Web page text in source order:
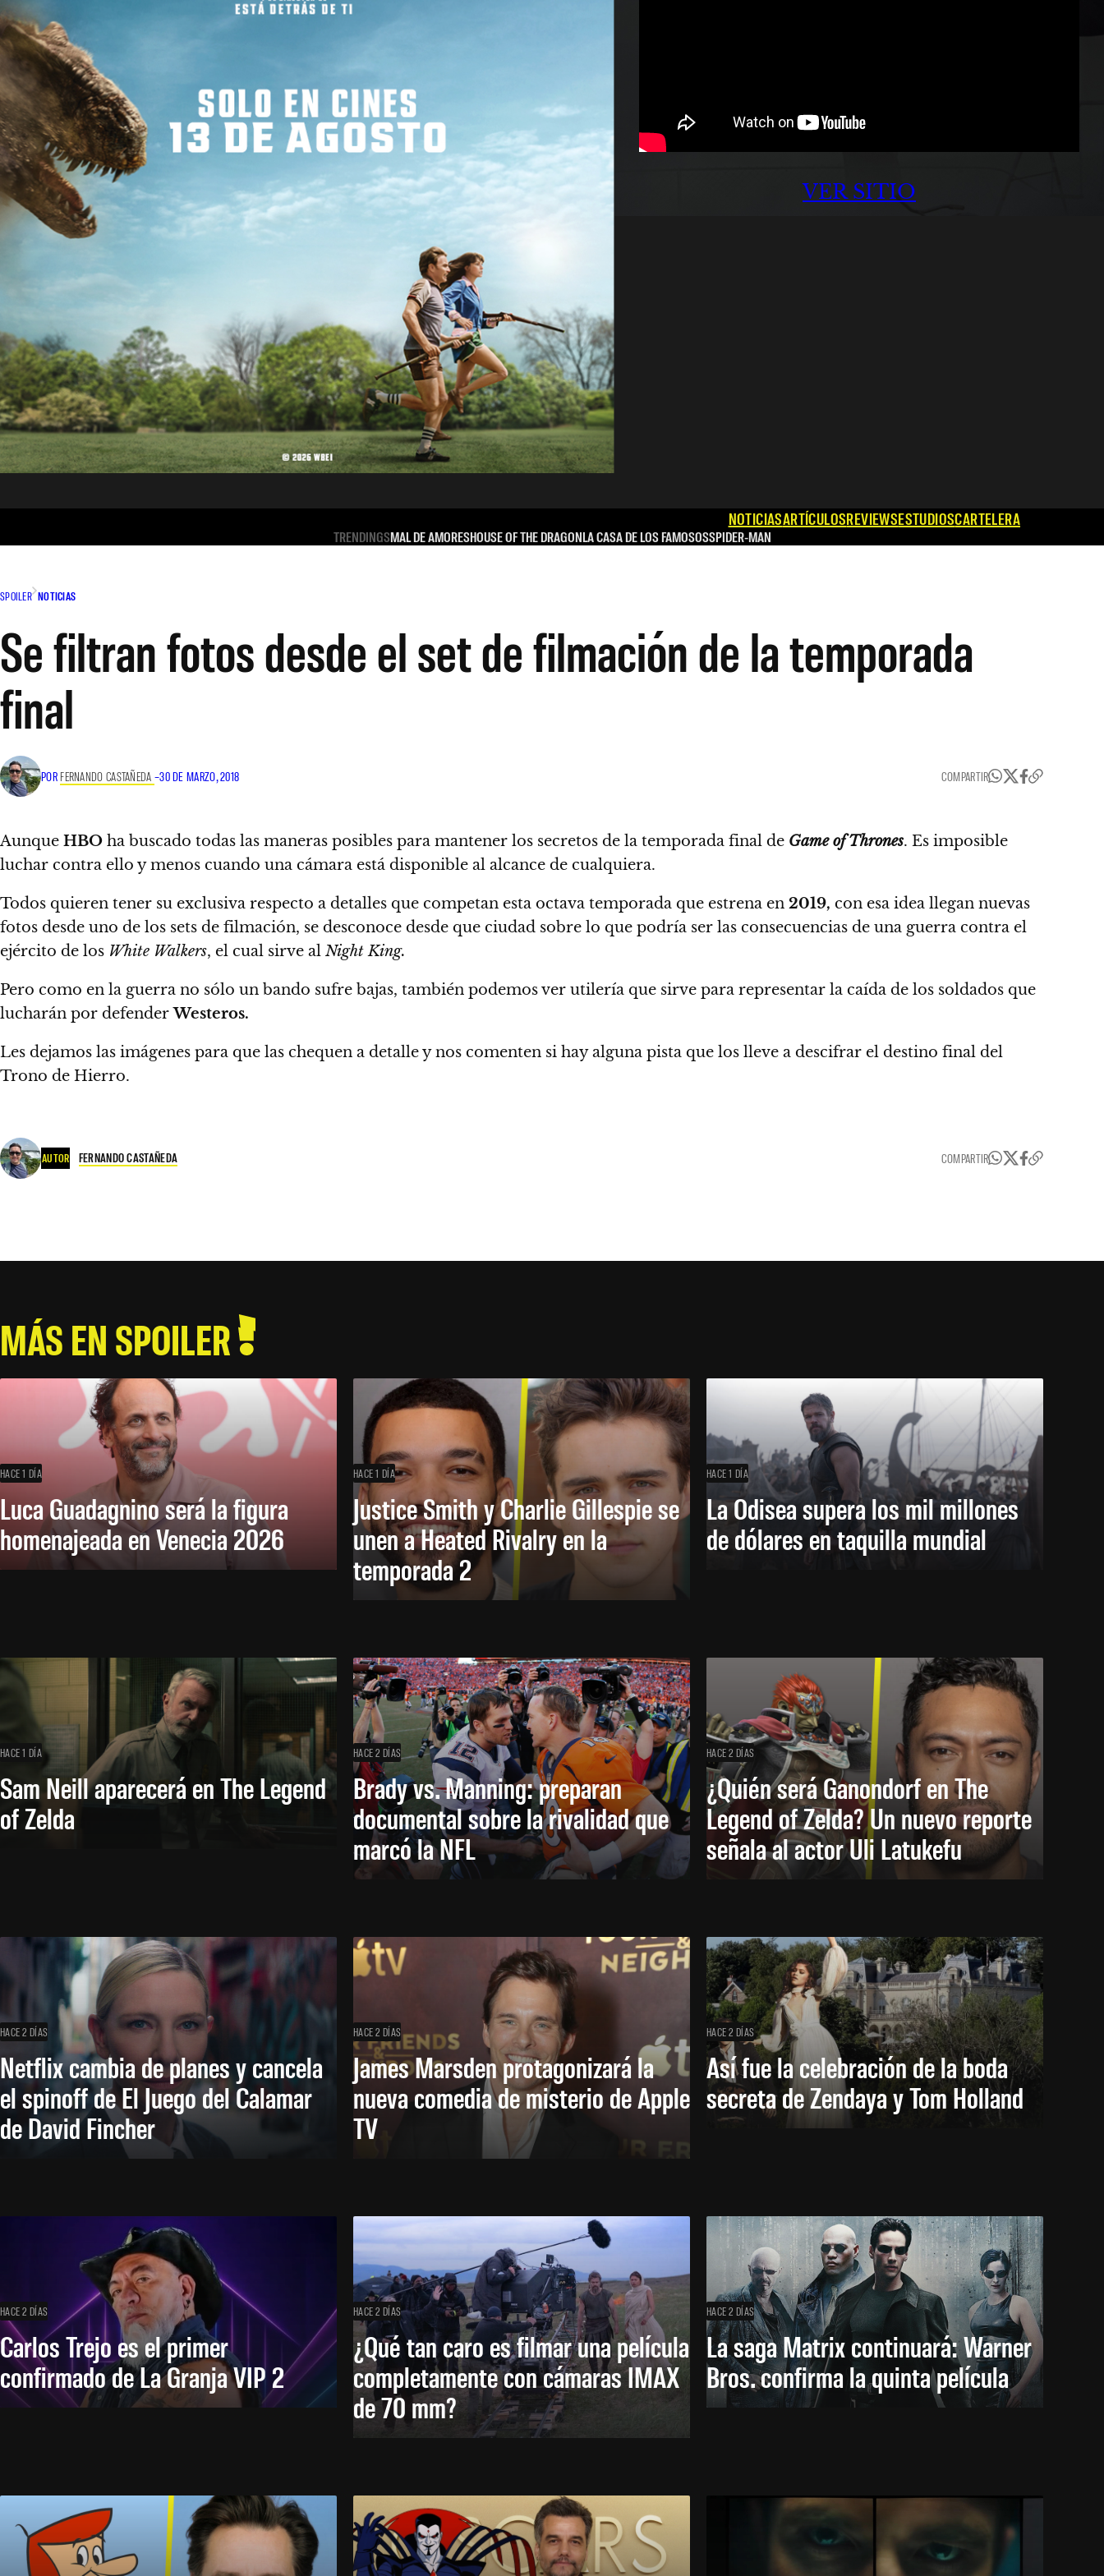
VER SITIO
NOTICIASARTÍCULOSREVIEWSESTUDIOSCARTELERA
TRENDINGSMAL DE AMORESHOUSE OF THE DRAGONLA CASA DE LOS FAMOSOSSPIDER-MAN
SPOILER NOTICIAS
Se filtran fotos desde el set de filmación de la temporada
final
POR FERNANDO CASTAÑEDA –30 DE MARZO, 2018 COMPARTIR
Aunque HBO ha buscado todas las maneras posibles para mantener los secretos de la temporada final de Game of Thrones. Es imposible
luchar contra ello y menos cuando una cámara está disponible al alcance de cualquiera.
Todos quieren tener su exclusiva respecto a detalles que competan esta octava temporada que estrena en 2019, con esa idea llegan nuevas
fotos desde uno de los sets de filmación, se desconoce desde que ciudad sobre lo que podría ser las consecuencias de una guerra contra el
ejército de los White Walkers, el cual sirve al Night King.
Pero como en la guerra no sólo un bando sufre bajas, también podemos ver utilería que sirve para representar la caída de los soldados que
lucharán por defenderWesteros.
Les dejamos las imágenes para que las chequen a detalle ynos comenten si hay alguna pista que los lleve a descifrar el destino final del
Trono de Hierro.
AUTOR FERNANDO CASTAÑEDA COMPARTIR
MÁS EN SPOILER
HACE 1 DÍA
Luca Guadagnino será la figura
homenajeada en Venecia 2026
HACE 1 DÍA
Justice Smith y Charlie Gillespie se
unen a Heated Rivalry en la
temporada 2
HACE 1 DÍA
La Odisea supera los mil millones
de dólares en taquilla mundial
HACE 1 DÍA
Sam Neill aparecerá en The Legend
of Zelda
HACE 2 DÍAS
Brady vs. Manning: preparan
documental sobre la rivalidad que
marcó la NFL
HACE 2 DÍAS
¿Quién será Ganondorf en The
Legend of Zelda? Un nuevo reporte
señala al actor Uli Latukefu
HACE 2 DÍAS
Netflix cambia de planes y cancela
el spinoff de El Juego del Calamar
de David Fincher
HACE 2 DÍAS
James Marsden protagonizará la
nueva comedia de misterio de Apple
TV
HACE 2 DÍAS
Así fue la celebración de la boda
secreta de Zendaya y Tom Holland
HACE 2 DÍAS
Carlos Trejo es el primer
confirmado de La Granja VIP 2
HACE 2 DÍAS
¿Qué tan caro es filmar una película
completamente con cámaras IMAX
de 70 mm?
HACE 2 DÍAS
La saga Matrix continuará: Warner
Bros. confirma la quinta película